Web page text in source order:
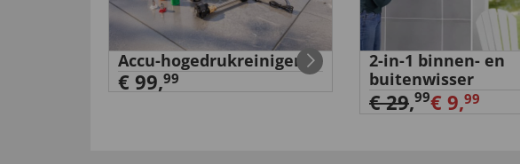
Accu-hogedrukreiniger
€ 99,99
2-in-1 binnen- en
buitenwisser
€ 29,99€ 9,99